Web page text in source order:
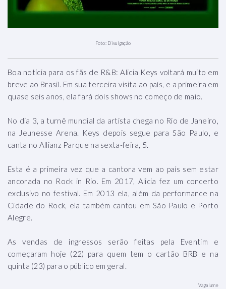
Foto: Divulgação
Boa notícia para os fãs de R&B: Alicia Keys voltará muito em
breve ao Brasil. Em sua terceira visita ao país, e a primeira em
quase seis anos, ela fará dois shows no começo de maio.
No dia 3, a turnê mundial da artista chega no Rio de Janeiro,
na Jeunesse Arena. Keys depois segue para São Paulo, e
canta no Allianz Parque na sexta-feira, 5.
Esta é a primeira vez que a cantora vem ao país sem estar
ancorada no Rock in Rio. Em 2017, Alicia fez um concerto
exclusivo no festival. Em 2013 ela, além da performance na
Cidade do Rock, ela também cantou em São Paulo e Porto
Alegre.
As vendas de ingressos serão feitas pela Eventim e
começaram hoje (22) para quem tem o cartão BRB e na
quinta (23) para o público em geral.
Vagalume